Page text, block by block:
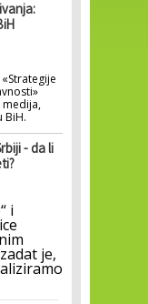
medija,
BiH.
- da li
i
je,